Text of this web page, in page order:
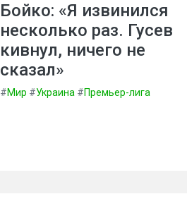
Бойко: «Я извинился
несколько раз. Гусев
кивнул, ничего не
сказал»
#Мир #Украина #Премьер-лига